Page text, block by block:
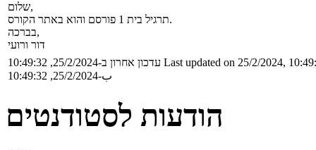
שלום,
תרגיל בית 1 פורסם והוא באתר הקורס.
בברכה,
דור ורועי
עדכון אחרון ב-25/2/2024, 10:49:32 Last updated on 25/2/2024,
ب-25/2/2024, 10:49:32
הודעות לסטודנטים